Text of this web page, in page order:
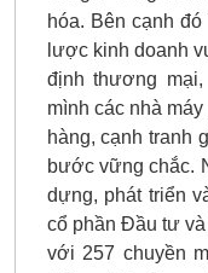
hóa. Bên cạnh
lược kinh doanh
định thương
mình các nhà
hàng, cạnh tranh
bước vững chắc.
dựng, phát triển
cổ phần Đầu tư
với 257 chuyền